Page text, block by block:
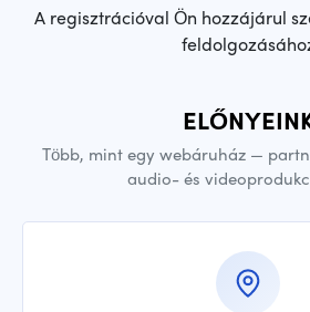
A regisztrációval Ön hozzájárul
Több, mint egy webáruház —
audio- és